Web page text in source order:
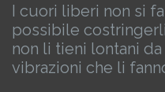
I cuori liberi non si
possibile
non li tieni lontani
vibrazioni che li